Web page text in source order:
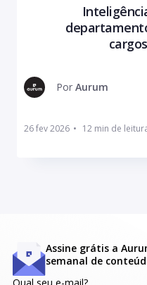
Por Aurum
26 fev 2026 •
Assine grátis a
semanal de